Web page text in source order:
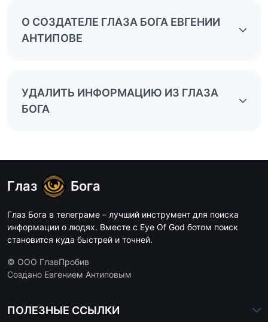
О СОЗДАТЕЛЕ ГЛАЗА БОГА ЕВГЕНИИ
АНТИПОВЕ
УДАЛИТЬ ИНФОРМАЦИЮ ИЗ ГЛАЗА
БОГА
Глаз Бога
Глаз Бога в телеграме – лучший инструмент для поиска
информации о людях. Вместе с Eye Of God ботом поиск
становится куда быстрей и точней.
© ООО ГлавПробив
Создано Евгением Антиповым
ПОЛЕЗНЫЕ ССЫЛКИ